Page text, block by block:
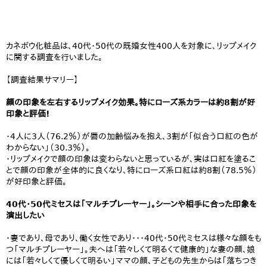
カネボウ化粧品は、40代・50代の既婚女性400人を対象に、リップメイク
に関する調査を行いました。
【調査結果サマリー】
顔の印象を左右するリップメイク効果。特にローズ系カラーは約8割が好
印象と評価!
・4人に3人（76.2％）が唇の加齢悩みを抱え、3割が「似合う口紅の色が
わからない」（30.3％）。
・リップメイクで顔の印象は変わらないと思っているが、実は口紅を塗るこ
とで顔の印象が全体的に良くなり、特にローズ系口紅は約8割（78.5％）
が好印象と評価。
40代・50代ミセスは「マルチプレーヤー」。シーンや相手に合った印象を
演出したい
・妻であり、母であり、働く女性であり・・・40代・50代ミセスは様々な顔をも
つ「マルチプレーヤー」。夫へは「若々しくて明るくて健康的」な妻の顔、娘
には「若々しくて優しくて明るい」ママの顔、子どもの先生からは「落ちつき